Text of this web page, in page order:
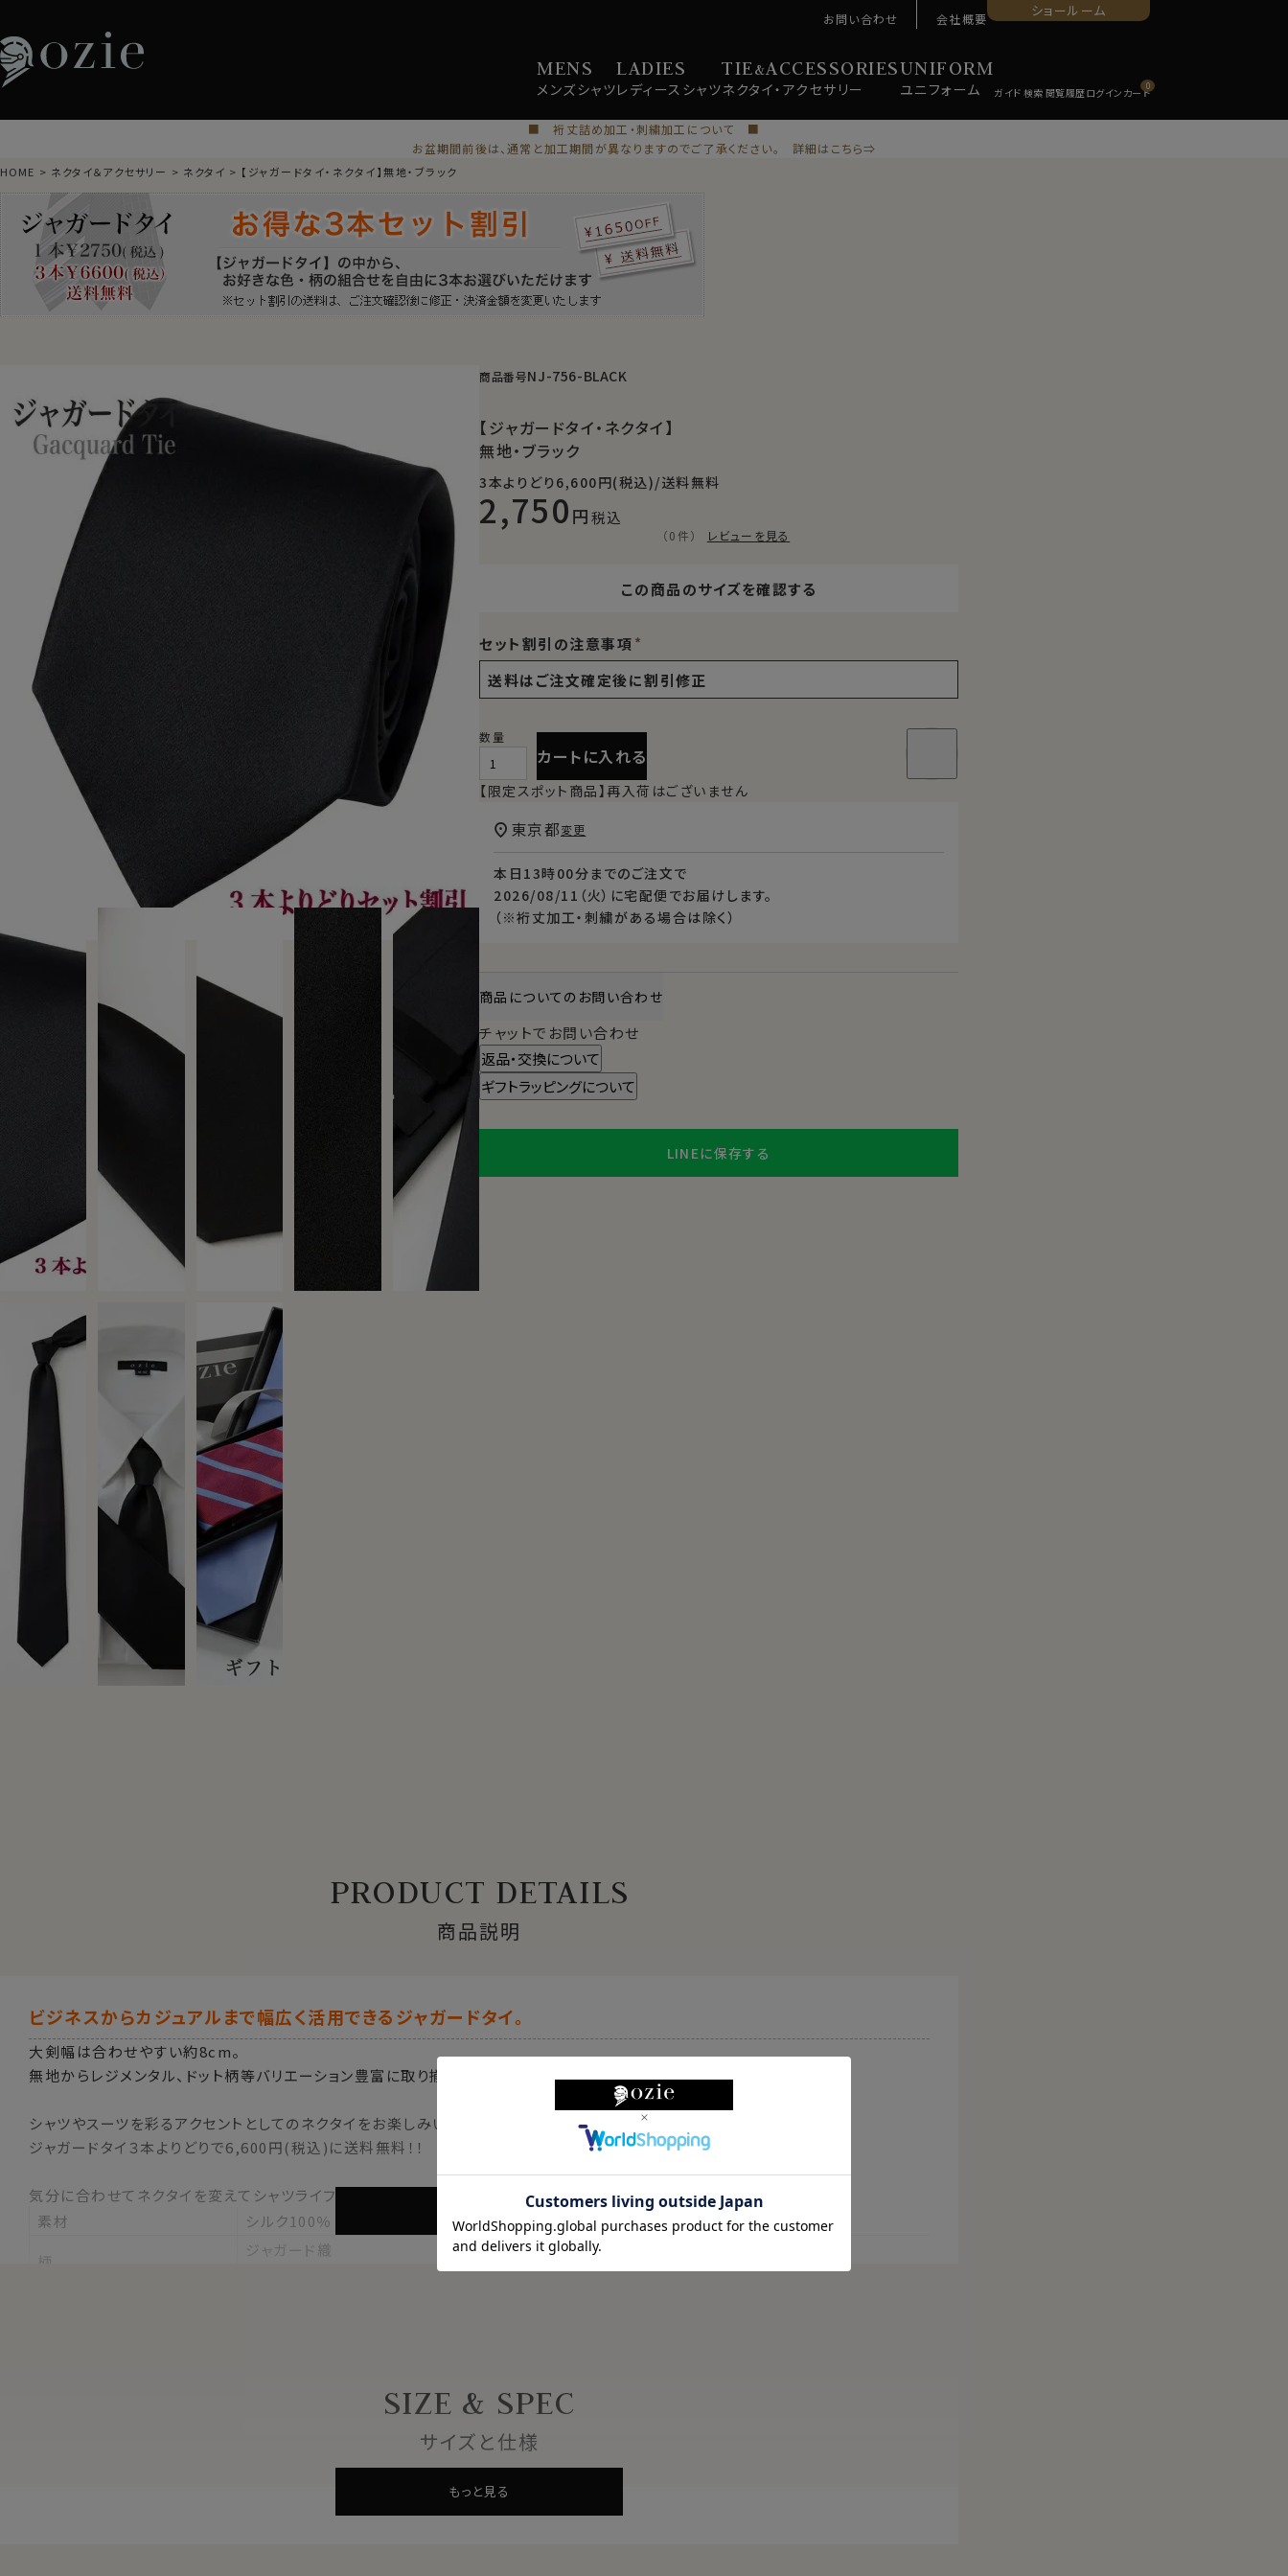
MENS
メンズシャツ
LADIES
レディース シャツ
TIE&ACCESSORIES
ネクタイ・ アクセサリー
UNIFORM
ユニ フォーム
お問い合わせ 会社概要 ショールーム
0
■ 裄丈詰め加工・刺繍加工について ■
お盆期間前後は、通常と加工期間が異なりますのでご了承ください。 詳細はこちら⇒
HOME ネクタイ＆アクセサリー ネクタイ 【ジャガードタイ・ネクタイ】無地・ブラック
商品番号NJ-756-BLACK
【ジャガードタイ・ネクタイ】
無地・ブラック
3本よりどり6,600円(税込)/送料無料
2,750 税込
（0件） レビューを見る
この商品のサイズを確認する
セット割引の注意事項
カートに入れる
【限定スポット商品】再入荷はございません
本日 13時00分 までのご注文で
2026/08/11（火） に宅配便 でお届けします。
（※裄丈加工・刺繍がある場合は除く）
東京都変更
商品についてのお問い合わせ
チャットでお問い合わせ
返品・交換について
ギフトラッピングについて
LINEに保存する
PRODUCT DETAILS
商品説明
ビジネスからカジュアルまで幅広く活用できるジャガードタイ。
大剣幅は合わせやすい約8cm。
無地からレジメンタル、ドット柄等バリエーション豊富に取り揃えております。
シャツやスーツを彩るアクセントとしてのネクタイをお楽しみいただきたく、
ジャガードタイ３本よりどりで6,600円(税込)に送料無料！！
気分に合わせてネクタイを変えてシャツライフをお楽しみください。
素材
シルク100％
柄
ジャガード織
※3本よりどりはお好きな組合せのジャガードタイをお選びいただけます
SIZE & SPEC
サイズと仕様
もっと見る